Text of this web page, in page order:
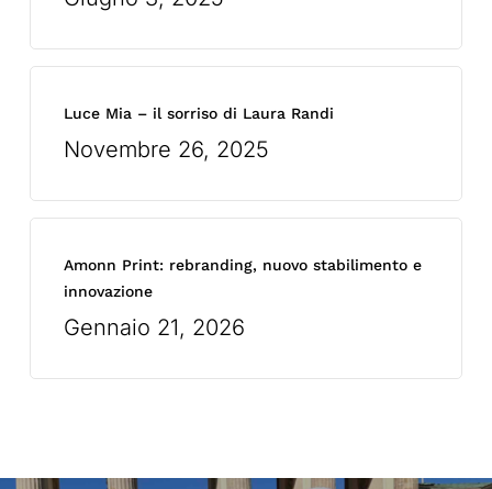
Luce Mia – il sorriso di Laura Randi
Novembre 26, 2025
Amonn Print: rebranding, nuovo stabilimento e
innovazione
Gennaio 21, 2026